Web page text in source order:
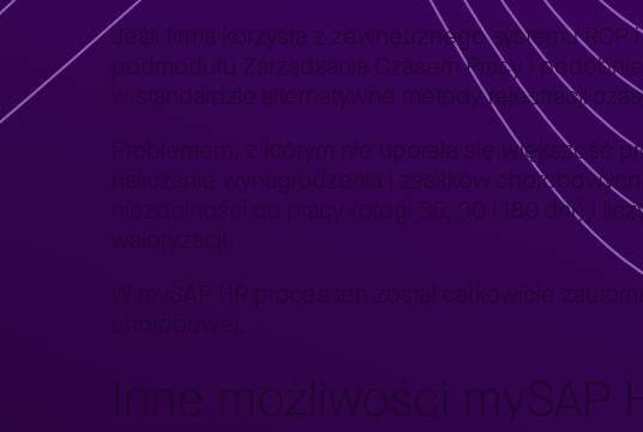
Jeśli firma korzysta z zewnętrznego systemu
podmodułu Zarządzania Czasem Pracy i
w standardzie alternatywne metody rejestracji
Problemem, z którym nie uporała się większość
naliczanie wynagrodzenia i zasiłków
niezdolności do pracy (progi 35, 90 i 180 dni) i
waloryzacji.
W mySAP HR proces ten został całkowicie
chorobowej.
Inne możliwości mySAP